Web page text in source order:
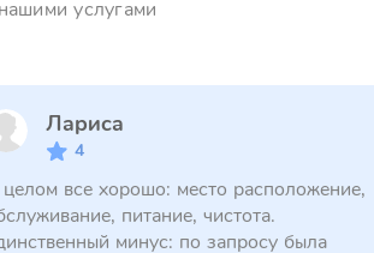
услугами
Лариса
4
все хорошо: место расположение,
питание, чистота.
минус: по запросу была